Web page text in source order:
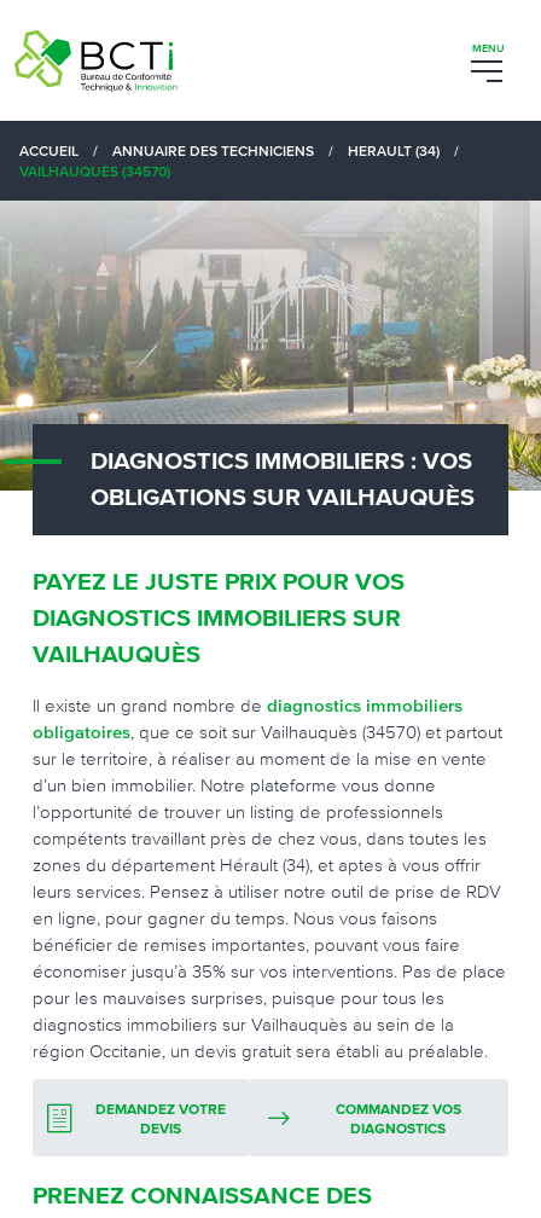
ACCUEIL / ANNUAIRE DES TECHNICIENS / HERAULT (34)
/
VAILHAUQUÈS (34570)
DIAGNOSTICS IMMOBILIERS : VOS
OBLIGATIONS SUR VAILHAUQUÈS
PAYEZ LE JUSTE PRIX POUR VOS
DIAGNOSTICS IMMOBILIERS SUR
VAILHAUQUÈS
Il existe un grand nombre de diagnostics immobiliers
obligatoires, que ce soit sur Vailhauquès (34570) et partout
sur le territoire, à réaliser au moment de la mise en vente
d’un bien immobilier. Notre plateforme vous donne
l’opportunité de trouver un listing de professionnels
compétents travaillant près de chez vous, dans toutes les
zones du département Hérault (34), et aptes à vous offrir
leurs services. Pensez à utiliser notre outil de prise de RDV
en ligne, pour gagner du temps. Nous vous faisons
bénéficier de remises importantes, pouvant vous faire
économiser jusqu’à 35% sur vos interventions. Pas de place
pour les mauvaises surprises, puisque pour tous les
diagnostics immobiliers sur Vailhauquès au sein de la
région Occitanie, un devis gratuit sera établi au préalable.
DEMANDEZ VOTRE
DEVIS
COMMANDEZ VOS
DIAGNOSTICS
PRENEZ CONNAISSANCE DES